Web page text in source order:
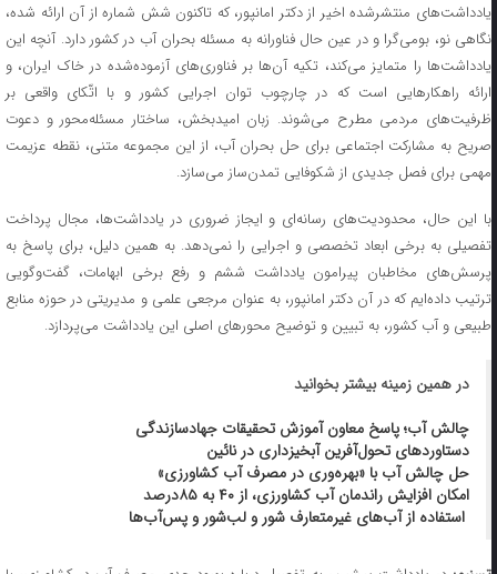
یادداشت‌های منتشرشده اخیر از دکتر امانپور، که تاکنون شش شماره از آن ارائه شده،
نگاهی نو، بومی‌گرا و در عین حال فناورانه به مسئله بحران آب در کشور دارد. آنچه این
یادداشت‌ها را متمایز می‌کند، تکیه‌ آن‌ها بر فناوری‌های آزموده‌شده در خاک ایران، و
ارائه راهکارهایی است که در چارچوب توان اجرایی کشور و با اتّکای واقعی بر
ظرفیت‌های مردمی مطرح می‌شوند. زبان امیدبخش، ساختار مسئله‌محور و دعوت
صریح به مشارکت اجتماعی برای حل بحران آب، از این مجموعه متنی، نقطه عزیمت
مهمی برای فصل جدیدی از شکوفایی تمدن‌ساز می‌سازد.
با این حال، محدودیت‌های رسانه‌ای و ایجاز ضروری در یادداشت‌ها، مجال پرداخت
تفصیلی به برخی ابعاد تخصصی و اجرایی را نمی‌دهد. به همین دلیل، برای پاسخ به
پرسش‌های مخاطبان پیرامون یادداشت ششم و رفع برخی ابهامات، گفت‌وگویی
ترتیب داده‌ایم که در آن دکتر امانپور، به عنوان مرجعی علمی و مدیریتی در حوزه منابع
طبیعی و آب کشور، به تبیین و توضیح محورهای اصلی این یادداشت می‌پردازد.
در همین زمینه بیشتر بخوانید
چالش آب؛ پاسخ معاون آموزش تحقیقات جهادسازندگی
دستاوردهای تحول‌آفرین آبخیزداری در نائین
حل چالش آب با «بهره‌وری در مصرف آب کشاورزی»
امکان افزایش راندمان آب کشاورزی، از ۴۰ به ۸۵درصد
استفاده از آب‌های غیرمتعارف شور و لب‌شور و پس‌آب‌ها